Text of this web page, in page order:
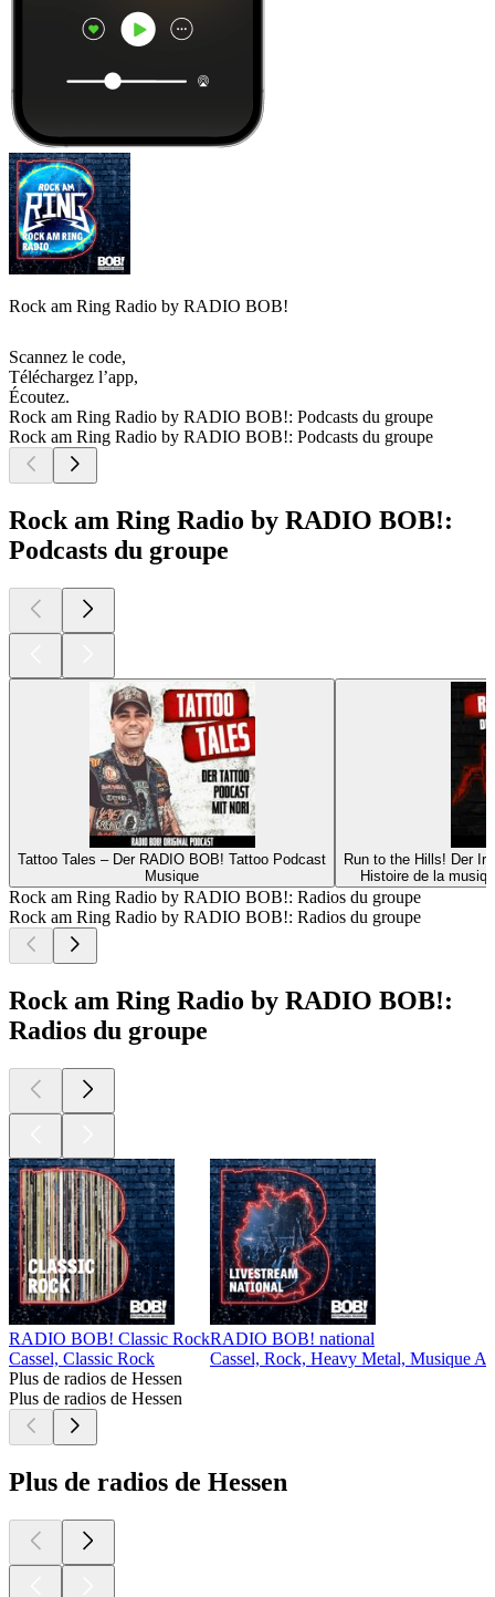
Rock am Ring Radio by RADIO BOB!
Scannez le code,
Téléchargez l’app,
Écoutez.
Rock am Ring Radio by RADIO BOB!: Podcasts du groupe
Rock am Ring Radio by RADIO BOB!: Podcasts du groupe
Rock am Ring Radio by RADIO BOB!:
Podcasts du groupe
Tattoo Tales – Der RADIO BOB! Tattoo Podcast
Musique
Run to the Hills! Der
Histoire de la
Rock am Ring Radio by RADIO BOB!: Radios du groupe
Rock am Ring Radio by RADIO BOB!: Radios du groupe
Rock am Ring Radio by RADIO BOB!:
Radios du groupe
RADIO BOB! Classic Rock
Cassel, Classic Rock
RADIO BOB! national
Cassel, Rock, Heavy Metal, Musique
Plus de radios de Hessen
Plus de radios de Hessen
Plus de radios de Hessen